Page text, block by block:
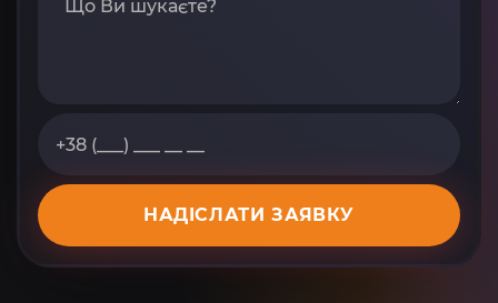
НАДІСЛАТИ ЗАЯВКУ